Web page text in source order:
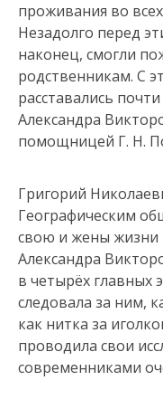
проживания во
Незадолго перед
наконец, смогли
родственникам. С
расставались
Александра
помощницей Г. Н.
Григорий
Географическим
свою и жены жизни
Александра
в четырёх главных
следовала за ним,
как нитка за
проводила свои
современниками